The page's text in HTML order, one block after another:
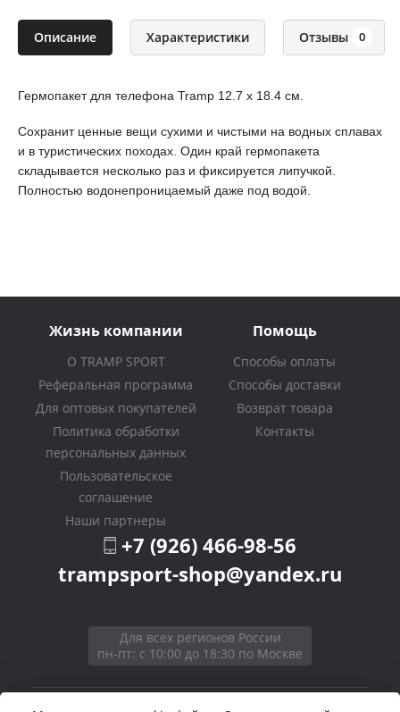
Описание Характеристики Отзывы 0
Гермопакет для телефона Tramp 12.7 х 18.4 см.
Сохранит ценные вещи сухими и чистыми на водных сплавах
и в туристических походах. Один край гермопакета
складывается несколько раз и фиксируется липучкой.
Полностью водонепроницаемый даже под водой.
Жизнь компании
О TRAMP SPORT
Реферальная программа
Для оптовых покупателей
Политика обработки
персональных данных
Пользовательское
соглашение
Наши партнеры
Помощь
Способы оплаты
Способы доставки
Возврат товара
Контакты
+7 (926) 466-98-56
trampsport-shop@yandex.ru
Для всех регионов России
пн-пт: с 10:00 до 18:30 по Москве